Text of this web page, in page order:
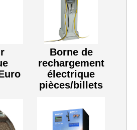
Borne de
rechargement
électrique
pièces/billets